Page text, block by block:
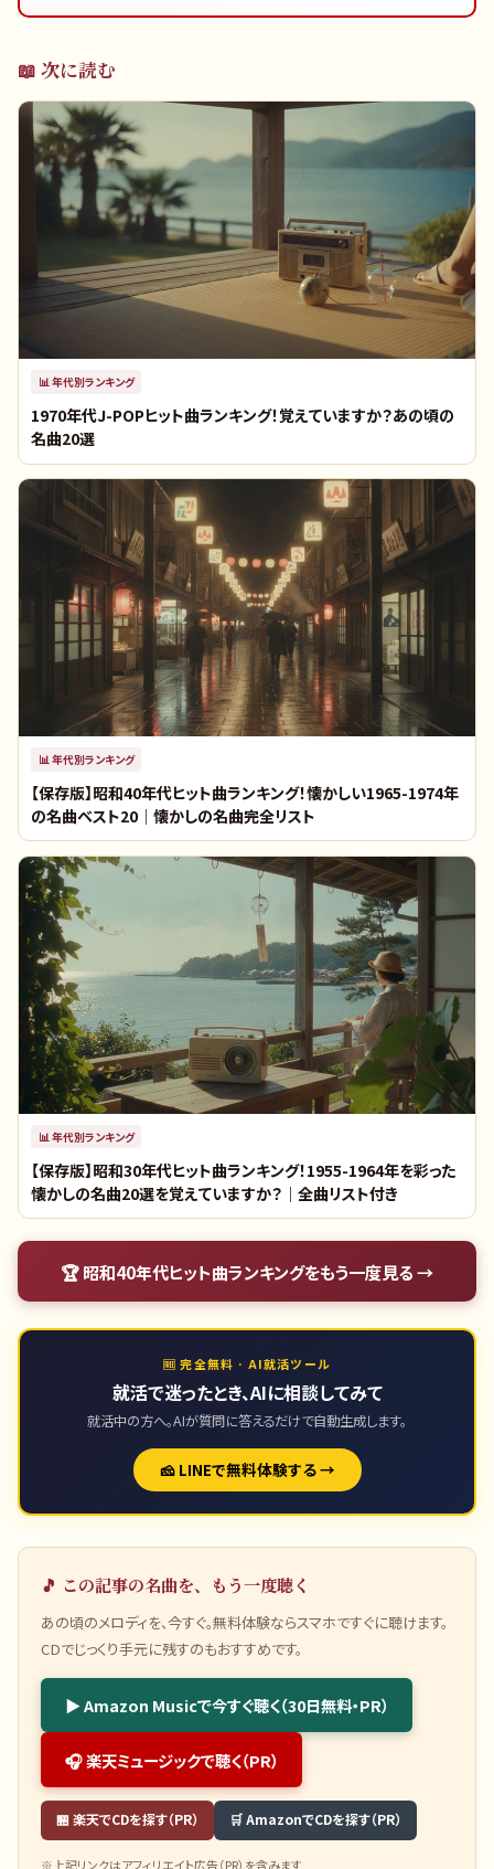
📖 次に読む
📊 年代別ランキング
1970年代J-POPヒット曲ランキング！覚えていますか？あの頃の
名曲20選
📊 年代別ランキング
【保存版】昭和40年代ヒット曲ランキング！懐かしい1965-1974年
の名曲ベスト20｜懐かしの名曲完全リスト
📊 年代別ランキング
【保存版】昭和30年代ヒット曲ランキング！1955-1964年を彩った
懐かしの名曲20選を覚えていますか？｜全曲リスト付き
🏆昭和40年代ヒット曲ランキングをもう一度見る →
🆓 完全無料 · AI就活ツール
就活で迷ったとき、AIに相談してみて
就活中の方へ。AIが質問に答えるだけで自動生成します。
🧀 LINEで無料体験する →
🎵 この記事の名曲を、もう一度聴く
あの頃のメロディを、今すぐ。無料体験ならスマホですぐに聴けます。
CDでじっくり手元に残すのもおすすめです。
▶ Amazon Musicで今すぐ聴く（30日無料・PR）
🎧 楽天ミュージックで聴く（PR）
🏪 楽天でCDを探す（PR） 🛒 AmazonでCDを探す（PR）
※上記リンクはアフィリエイト広告（PR）を含みます